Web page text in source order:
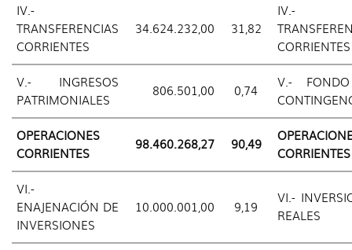
IV.-
TRANSFERENCIAS
CORRIENTES
34.624.232,00 31,82
IV.-
CORRIENTES
V.- INGRESOS
PATRIMONIALES
806.501,00 0,74
V.-
OPERACIONES
CORRIENTES
98.460.268,27 90,49
CORRIENTES
VI.-
ENAJENACIÓN DE
INVERSIONES
10.000.001,00 9,19
VI.-
REALES